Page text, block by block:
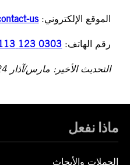
الموقع الإلكتروني:us/
رقم الهاتف: 0303 123 1113
التحديث الأخير: مارس/آذار 2024
ماذا نفعل
الحملات والأبحاث